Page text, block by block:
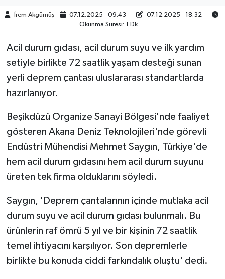
İrem Akgümüş 07.12.2025 - 09:43
07.12.2025 - 18:32
Okunma Süresi: 1 Dk
Acil durum gıdası, acil durum suyu ve ilk yardım
setiyle birlikte 72 saatlik yaşam desteği sunan
yerli deprem çantası uluslararası standartlarda
hazırlanıyor.
Beşikdüzü Organize Sanayi Bölgesi'nde faaliyet
gösteren Akana Deniz Teknolojileri'nde görevli
Endüstri Mühendisi Mehmet Saygın, Türkiye'de
hem acil durum gıdasını hem acil durum suyunu
üreten tek firma olduklarını söyledi.
Saygın, 'Deprem çantalarının içinde mutlaka acil
durum suyu ve acil durum gıdası bulunmalı. Bu
ürünlerin raf ömrü 5 yıl ve bir kişinin 72 saatlik
temel ihtiyacını karşılıyor. Son depremlerle
birlikte bu konuda ciddi farkındalık oluştu' dedi.
BİLİM&TEKNOLOJİ
BÖLGE
TÜRKİYE
DÜNYA